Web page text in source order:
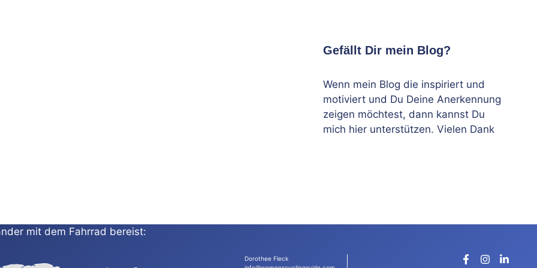
Gefällt Dir mein Blog?
Wenn mein Blog die inspiriert und
motiviert und Du Deine Anerkennung
zeigen möchtest, dann kannst Du
mich hier unterstützen. Vielen Dank
mit dem Fahrrad bereist:
Dorothee Fleck